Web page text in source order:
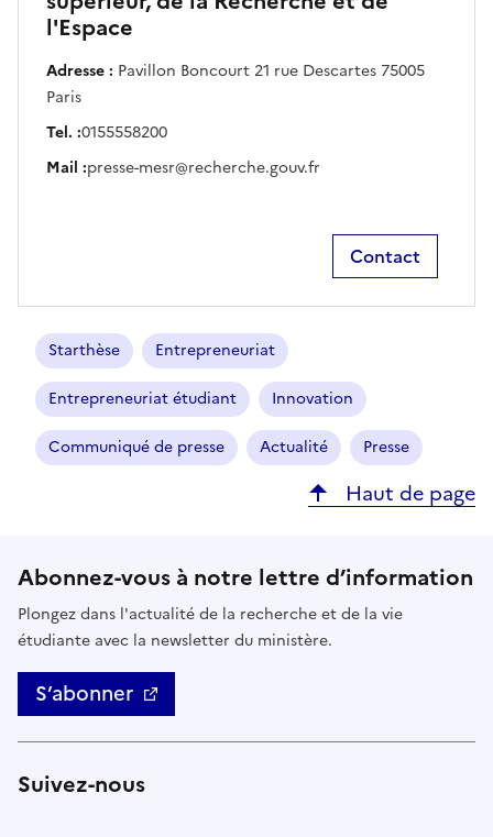
l'Espace
Adresse : Pavillon Boncourt 21 rue Descartes 75005
Paris
Tel. :0155558200
Mail :presse-mesr@recherche.gouv.fr
Contact
Starthèse Entrepreneuriat
Entrepreneuriat étudiant Innovation
Communiqué de presse Actualité Presse
Haut de page
Abonnez-vous à notre lettre d’information
Plongez dans l'actualité de la recherche et de la vie
étudiante avec la newsletter du ministère.
S’abonner
Suivez-nous